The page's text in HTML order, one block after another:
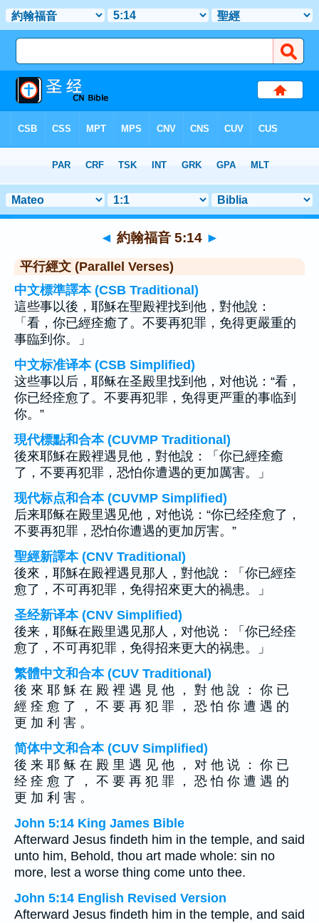
> 聖經金句 14
◄ 約翰福音 5:14 ►
平行經文 (Parallel Verses)
中文標準譯本 (CSB Traditional)
這些事以後，耶穌在聖殿裡找到他，對他說：
「看，你已經痊癒了。不要再犯罪，免得更嚴重的
事臨到你。」
中文标准译本 (CSB Simplified)
这些事以后，耶稣在圣殿里找到他，对他说：“看，
你已经痊愈了。不要再犯罪，免得更严重的事临到
你。”
現代標點和合本 (CUVMP Traditional)
後來耶穌在殿裡遇見他，對他說：「你已經痊癒
了，不要再犯罪，恐怕你遭遇的更加厲害。」
现代标点和合本 (CUVMP Simplified)
后来耶稣在殿里遇见他，对他说：“你已经痊愈了，
不要再犯罪，恐怕你遭遇的更加厉害。”
聖經新譯本 (CNV Traditional)
後來，耶穌在殿裡遇見那人，對他說：「你已經痊
愈了，不可再犯罪，免得招來更大的禍患。」
圣经新译本 (CNV Simplified)
後来，耶稣在殿里遇见那人，对他说：「你已经痊
愈了，不可再犯罪，免得招来更大的祸患。」
繁體中文和合本 (CUV Traditional)
後 來 耶 穌 在 殿 裡 遇 見 他 ， 對 他 說 ： 你 已
經 痊 愈 了 ， 不 要 再 犯 罪 ， 恐 怕 你 遭 遇 的
更 加 利 害 。
简体中文和合本 (CUV Simplified)
後 来 耶 稣 在 殿 里 遇 见 他 ， 对 他 说 ： 你 已
经 痊 愈 了 ， 不 要 再 犯 罪 ， 恐 怕 你 遭 遇 的
更 加 利 害 。
John 5:14 King James Bible
Afterward Jesus findeth him in the temple, and said
unto him, Behold, thou art made whole: sin no
more, lest a worse thing come unto thee.
John 5:14 English Revised Version
Afterward Jesus findeth him in the temple, and said